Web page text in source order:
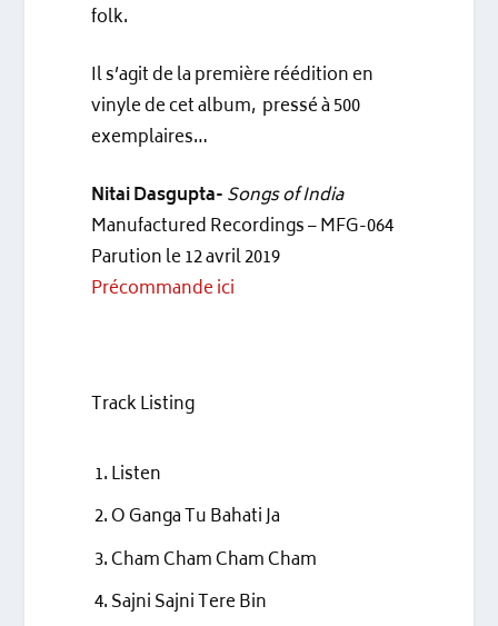
folk.
Il s’agit de la première réédition en
vinyle de cet album, pressé à 500
exemplaires…
Nitai Dasgupta-Songs of India
Manufactured Recordings – MFG-064
Parution le 12 avril 2019
Précommande ici
Track Listing
Listen
O Ganga Tu Bahati Ja
Cham Cham Cham Cham
Sajni Sajni Tere Bin